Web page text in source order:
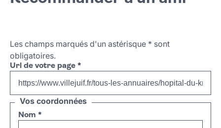
Les champs marqués d'un astérisque * sont
obligatoires.
Url de votre page *
Vos coordonnées
Nom *